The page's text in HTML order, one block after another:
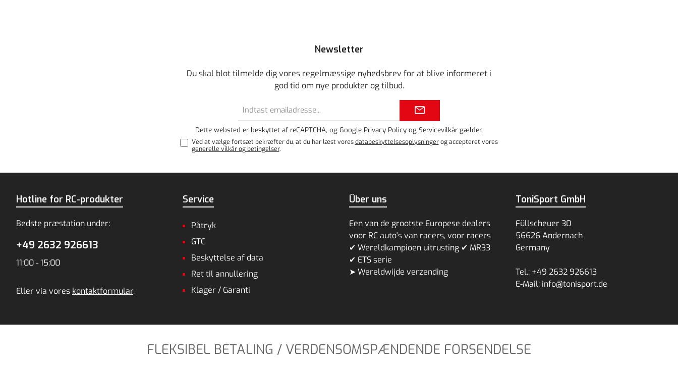
Newsletter
Du skal blot tilmelde dig vores regelmæssige nyhedsbrev for at blive informeret i
god tid om nye produkter og tilbud.
adresse*
Dette websted er beskyttet af reCAPTCHA, og Google Privacy Policy og Servicevilkårgælder.
Ved at vælge fortsæt bekræfter du, at du har læst voresdatabeskyttelsesoplysningerog accepteret vores
generelle vilkår og betingelser.
Hotline for RC-produkter
Bedste præstation under:
+49 2632 926613
11:00 - 15:00
Eller via vores kontaktformular.
Service
Påtryk
GTC
Beskyttelse af data
Ret til annullering
Klager / Garanti
Über uns
Een van de grootste Europese dealers
voor RC auto's van racers, voor racers
✔ Wereldkampioen uitrusting ✔ MR33
✔ ETS serie
➤ Wereldwijde verzending
ToniSport GmbH
Füllscheuer 30
56626 Andernach
Germany
Tel.: +49 2632 926613
E-Mail: info@tonisport.de
FLEKSIBEL BETALING / VERDENSOMSPÆNDENDE FORSENDELSE